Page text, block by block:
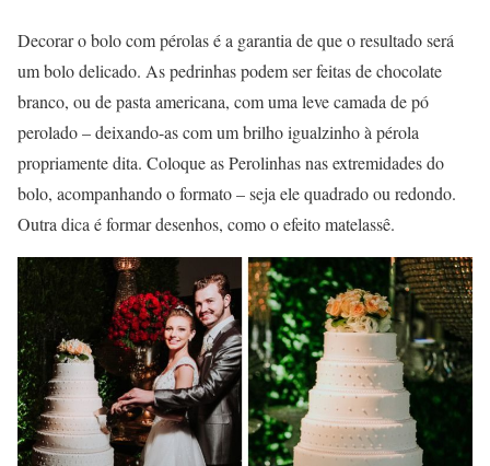
Decorar o bolo com pérolas é a garantia de que o resultado será
um bolo delicado. As pedrinhas podem ser feitas de chocolate
branco, ou de pasta americana, com uma leve camada de pó
perolado – deixando-as com um brilho igualzinho à pérola
propriamente dita. Coloque as Perolinhas nas extremidades do
bolo, acompanhando o formato – seja ele quadrado ou redondo.
Outra dica é formar desenhos, como o efeito matelassê.